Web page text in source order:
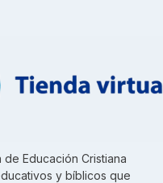
Educación Cristiana
y bíblicos que